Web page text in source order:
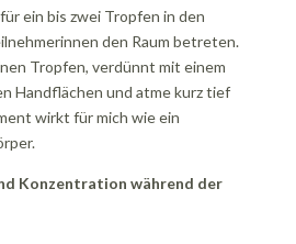
ein bis zwei Tropfen in den
den Raum betreten.
Tropfen, verdünnt mit einem
Handflächen und atme kurz tief
wirkt für mich wie ein
Konzentration während der